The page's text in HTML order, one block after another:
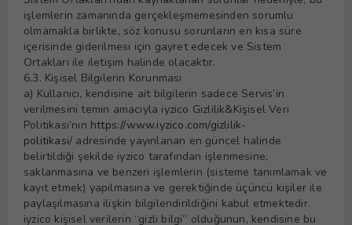
işlemlerin zamanında gerçekleşmemesinden sorumlu
olmamakla birlikte, söz konusu sorunların en kısa süre
içerisinde giderilmesi için gayret edecek ve Sistem
Ortakları ile iletişim halinde olacaktır.
6.3. Kişisel Bilgilerin Korunması
a) Kullanıcı, kendisine ait bilgilerin sadece Servis’in
verilmesini temin amacıyla iyzico Gizlilik&Kişisel Veri
Politikası’nın https://www.iyzico.com/gizlilik-
politikasi/ adresinde yayınlanan en güncel halinde
belirtildiği şekilde iyzico tarafından işlenmesine,
saklanmasına ve benzeri işlemlerin (sisteme tanımlamak ve
kayıt etmek) yapılmasına ve gerektiğinde üçüncü kişiler ile
paylaşılmasına ilişkin bilgilendirildiğini kabul etmektedir.
iyzico kişisel verilerin “gizli bilgi” olduğunun, kendisine bu